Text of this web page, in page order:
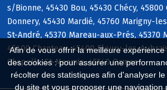
Afin de vous offrir la meilleure
des cookies : pour assurer une
récolter des statistiques afin d'analyser
du site et vous proposer une navigation
s/Bionne, 45430 Bou, 45430 Chécy, 45800
Donnery, 45430 Mardié, 45760 Marigny-
St-André, 45370 Mareau-aux-Prés, 45370
45400 Chanteau, 45400 Fleury-les-
Chapelle-St-Mesmin, 45140 Ormes